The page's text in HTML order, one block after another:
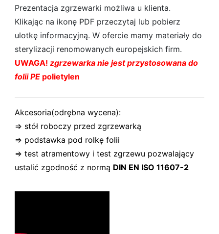
Prezentacja zgrzewarki możliwa u klienta.
Klikając na ikonę PDF przeczytaj lub pobierz
ulotkę informacyjną. W ofercie mamy materiały do
sterylizacji renomowanych europejskich firm.
UWAGA! zgrzewarka nie jest przystosowana do
folii PE polietylen
Akcesoria(odrębna wycena):
⇒ stół roboczy przed zgrzewarką
⇒ podstawka pod rolkę folii
⇒ test atramentowy i test zgrzewu pozwalający
ustalić zgodność z normą DIN EN ISO 11607-2